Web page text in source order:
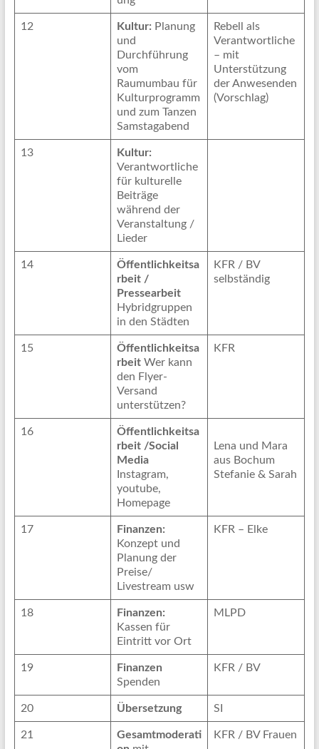
12 Kultur: Planung
und
Durchführung
vom
Raumumbau für
Kulturprogramm
und zum Tanzen
Samstagabend
Rebell als
Verantwortliche
– mit
Unterstützung
der Anwesenden
(Vorschlag)
13
Kultur:
Verantwortliche
für kulturelle
Beiträge
während der
Veranstaltung /
Lieder
14
Öffentlichkeitsa
rbeit /
Pressearbeit
Hybridgruppen
in den Städten
KFR / BV
selbständig
15
Öffentlichkeitsa
rbeitWer kann
den Flyer-
Versand
unterstützen?
KFR
16
Öffentlichkeitsa
rbeit /Social
Media
Instagram,
youtube,
Homepage
Lena und Mara
aus Bochum
Stefanie & Sarah
17
Finanzen:
Konzept und
Planung der
Preise/
Livestream usw
KFR – Elke
18
Finanzen:
Kassen für
Eintritt vor Ort
MLPD
19
Finanzen
Spenden
KFR / BV
20 Übersetzung SI
21
Gesamtmoderati
KFR / BV Frauen